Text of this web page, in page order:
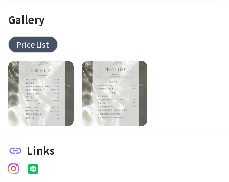
Gallery
Price List
link Links